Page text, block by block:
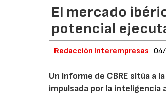
El mercado
potencial
Redacción Interempresas
Un informe de CBRE sitúa a
impulsada por la inteligencia